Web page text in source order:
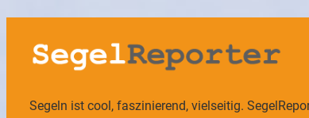
Zum
Inhalt
springen
Segeln ist cool, faszinierend, vielseitig.